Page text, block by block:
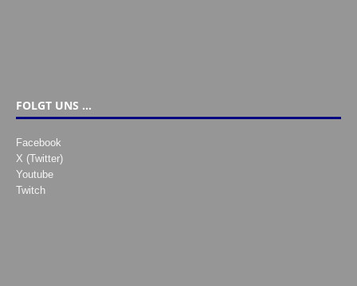
FOLGT UNS …
Facebook
X (Twitter)
Youtube
Twitch